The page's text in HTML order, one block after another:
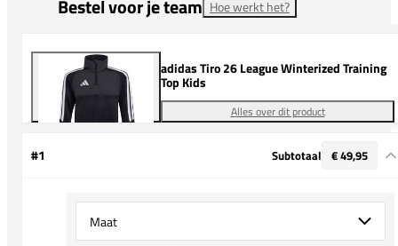
Bestel voor je team Hoe werkt het?
adidas Tiro 26 League Winterized Training
Top Kids
Alles over dit product
#1 Subtotaal € 49,95